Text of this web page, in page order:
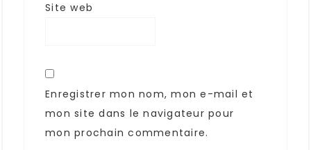
Site web
Enregistrer mon nom, mon e-mail et
mon site dans le navigateur pour
mon prochain commentaire.